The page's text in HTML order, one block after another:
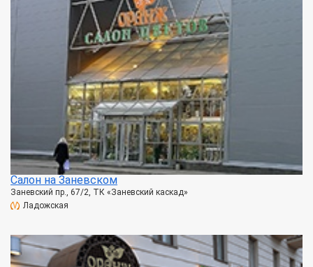
Салон на Заневском
Заневский пр., 67/2, ТК «Заневский каскад»
Ладожская